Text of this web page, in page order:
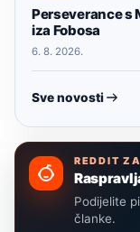
Perseverance s
iza Fobosa
6. 8. 2026.
Sve novosti
REDDIT
Podijelite
članke.